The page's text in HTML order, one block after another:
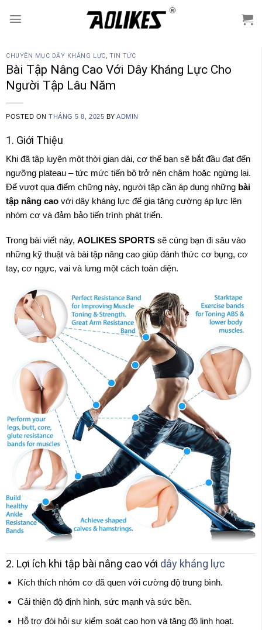
CHUYÊN MỤC DÂY KHÁNG LỰC, TIN TỨC
Bài Tập Nâng Cao Với Dây Kháng Lực Cho
Người Tập Lâu Năm
POSTED ONTHÁNG 5 8, 2025 BYADMIN
1. Giới Thiệu
Khi đã tập luyện một thời gian dài, cơ thể bạn sẽ bắt đầu đạt đến
ngưỡng plateau – tức mức tiến bộ trở nên chậm hoặc ngừng lại.
Để vượt qua điểm chững này, người tập cần áp dụng những bài
tập nâng cao với dây kháng lực để gia tăng cường áp lực lên
nhóm cơ và đảm bảo tiến trình phát triển.
Trong bài viết này, AOLIKES SPORTS sẽ cùng bạn đi sâu vào
những kỹ thuật và bài tập nâng cao giúp đánh thức cơ bụng, cơ
tay, cơ ngực, vai và lưng một cách toàn diện.
2. Lợi ích khi tập bài nâng cao với dây kháng lực
Kích thích nhóm cơ đã quen với cường độ trung bình.
Cải thiện độ định hình, sức mạnh và sức bền.
Hỗ trợ đòi hỏi sự kiểm soát cao hơn và tăng độ linh hoạt.